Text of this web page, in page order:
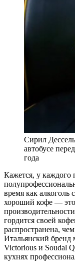
Сирил
автобусе
года
Кажется, у каждого
время как алкоголь
хороший кофе —
гордится своей
распространена,
Итальянский бренд
Victorious и Soudal
кухнях